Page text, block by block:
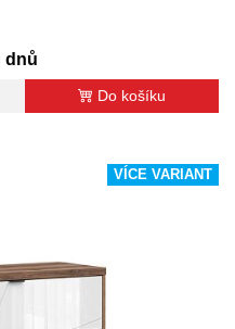
dnů
Do košíku
VÍCE VARIANT